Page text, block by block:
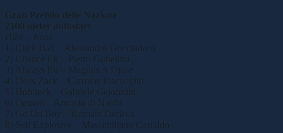
Gran Premio delle Nazione
2100 meter autostart
Häst – Kusk
1) Click Bait – Alessandro Gocciadoro
2) Chance Ek – Pietro Gubellini
3) Always Ek – Magnus A Djuse
4) Deus Zack – Carmine Piscuoglio
5) Hohneck – Gabriele Gelormini
6) Demon – Antonio di Nardo
7) Go On Boy – Romain Derieux
8) Self Explosive – Massimiliano Castaldo